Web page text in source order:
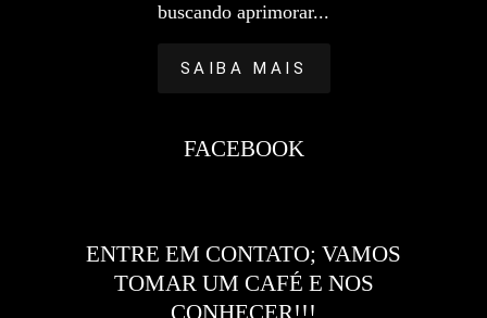
buscando aprimorar...
SAIBA MAIS
FACEBOOK
ENTRE EM CONTATO; VAMOS
TOMAR UM CAFÉ E NOS
CONHECER!!!